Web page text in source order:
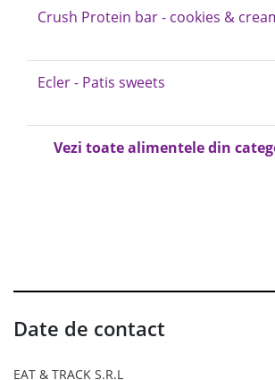
Crush Protein bar - cookies &
Ecler - Patis sweets
Vezi toate alimentele din
Date de contact
EAT & TRACK S.R.L